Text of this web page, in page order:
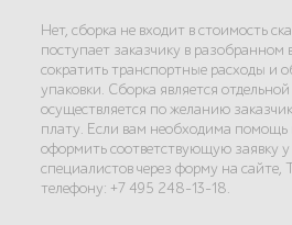
Нет, сборка не входит в стоимость
поступает заказчику в разобранном
сократить транспортные расходы и
упаковки. Сборка является
осуществляется по желанию
плату. Если вам необходима помощь
оформить соответствующую заявку
специалистов через форму на сайте,
телефону: +7 495 248-13-18.